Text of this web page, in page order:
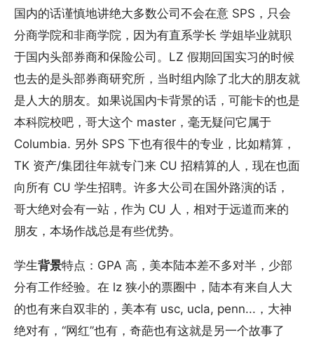
国内的话谨慎地讲绝大多数公司不会在意 SPS，只会
分商学院和非商学院，因为有直系学长 学姐毕业就职
于国内头部券商和保险公司。LZ 假期回国实习的时候
也去的是头部券商研究所，当时组内除了北大的朋友就
是人大的朋友。如果说国内卡背景的话，可能卡的也是
本科院校吧，哥大这个 master，毫无疑问它属于
Columbia. 另外 SPS 下也有很牛的专业，比如精算，
TK 资产/集团往年就专门来 CU 招精算的人，现在也面
向所有 CU 学生招聘。许多大公司在国外路演的话，
哥大绝对会有一站，作为 CU 人，相对于远道而来的
朋友，本场作战总是有些优势。
学生背景特点：GPA 高，美本陆本差不多对半，少部
分有工作经验。在 lz 狭小的票圈中，陆本有来自人大
的也有来自双非的，美本有 usc, ucla, penn...，大神
绝对有，“网红”也有，奇葩也有这就是另一个故事了